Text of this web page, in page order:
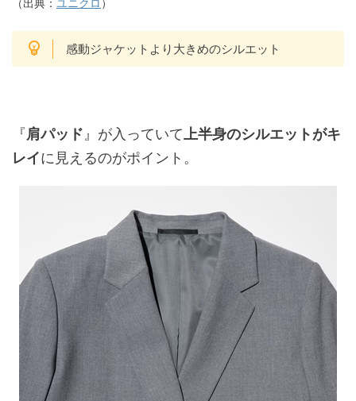
（出典： ユニクロ ）
感動ジャケットより大きめのシルエット
『肩パッド 』が入っていて 上半身のシルエットがキ
レイに見えるのがポイント。